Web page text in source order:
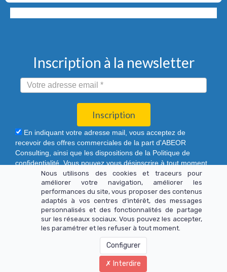
Inscription à la newsletter
Inscription
En indiquant votre adresse mail, vous acceptez de
recevoir des offres commerciales de la part d'ABEOR
Consulting, ainsi que les dispositions de la Politique de
confidentialité. Vous pouvez vous désinscrire à tout moment
à travers les liens de désinscription ou par le formulaire de
© Copyright 2020 - 2026 ABEOR Consulting. Tous droits
réservés.
Politique de confidentialité
Nous utilisons des cookies et traceurs pour
améliorer votre navigation, améliorer les
performances du site, vous proposer des contenus
adaptés à vos centres d’intérêt, des messages
personnalisés et des fonctionnalités de partage
sur les réseaux sociaux. Vous pouvez les accepter,
les paramétrer et les refuser à tout moment.
Configurer
Interdire